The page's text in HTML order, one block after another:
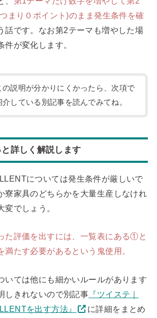
まり０ポイント)のまま発生条件を確
話です。なお第2テーマも増やした場
が変化します。
の説明が分かりにくかったら、次項で
介している別記事を読んでみてね。
詳しく解説します
については発生条件が厳しいで
寮家具のどちらかを大量生産しなけれ
変でしょう。
た評価を出すには、一覧表にある①と
たす必要があるという鬼使用。
いては他にも細かいルールがあります
しきれないので別記事 『ツイステ｜
を出す方法』
に詳細をまとめ